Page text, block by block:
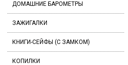
ДОМАШНИЕ БАРОМЕТРЫ
ЗАЖИГАЛКИ
КНИГИ-СЕЙФЫ (С ЗАМКОМ)
КОПИЛКИ